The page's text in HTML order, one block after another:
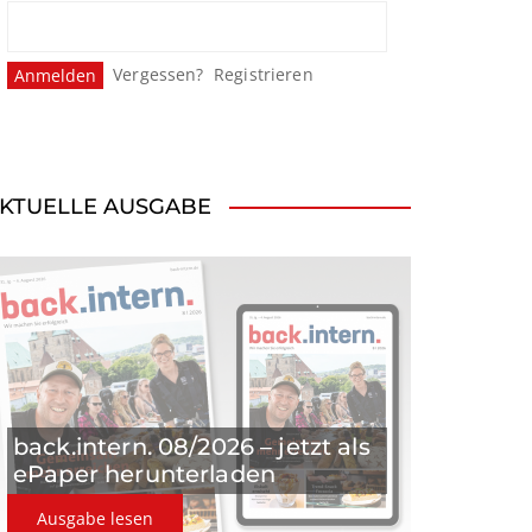
Vergessen? Registrieren
AUSGABE
back.intern. 08/2026 – jetzt als
ePaper herunterladen
Ausgabe lesen